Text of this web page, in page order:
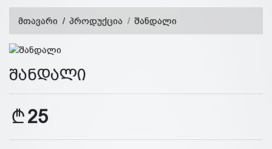
მთავარი პროდუქცია შანდალი
შანდალი
25